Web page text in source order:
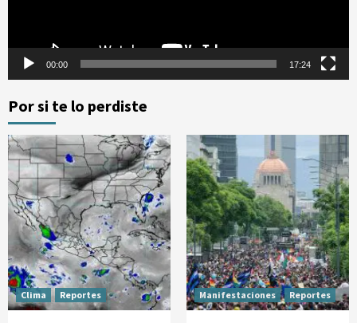
00:00 17:24
Por si te lo perdiste
Clima Reportes Manifestaciones Reportes